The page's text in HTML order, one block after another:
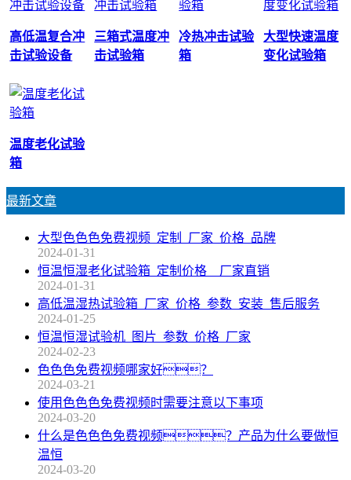
高低温复合冲
击试验设备
三箱式温度冲
击试验箱
冷热冲击试验
箱
大型快速温度
变化试验箱
温度老化试验
箱
最新文章
大型色色色免费视频_定制_厂家_价格_品牌
2024-01-31
恒温恒湿老化试验箱_定制价格__厂家直销
2024-01-31
高低温湿热试验箱_厂家_价格_参数_安装_售后服务
2024-01-25
恒温恒湿试验机_图片_参数_价格_厂家
2024-02-23
色色色免费视频哪家好？
2024-03-21
使用色色色免费视频时需要注意以下事项
2024-03-20
什么是色色色免费视频？产品为什么要做恒
温恒
2024-03-20